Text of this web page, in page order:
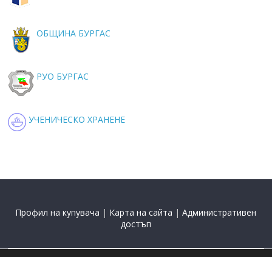
ОБЩИНА БУРГАС
РУО БУРГАС
УЧЕНИЧЕСКО ХРАНЕНЕ
Профил на купувача | Карта на сайта |Административен
достъп